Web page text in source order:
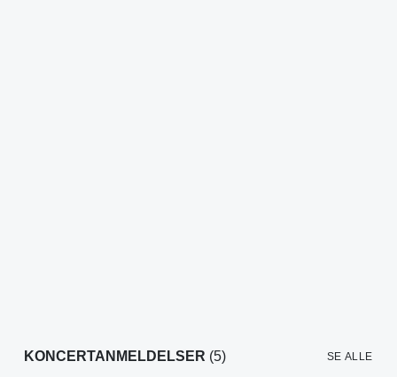
KONCERTANMELDELSER (5) SE ALLE